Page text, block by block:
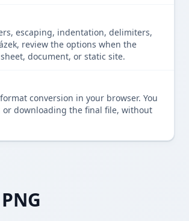
escaping, indentation, delimiters,
review the options when the
document, or static site.
conversion in your browser. You
downloading the final file, without